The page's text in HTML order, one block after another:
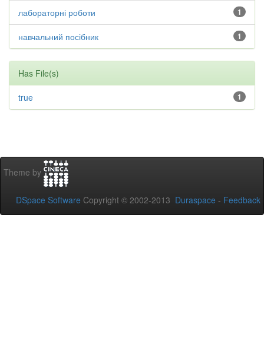
1
лабораторні роботи
1
навчальний посібник
Has File(s)
1
true
Theme by
DSpace Software Copyright © 2002-2013 Duraspace - Feedback